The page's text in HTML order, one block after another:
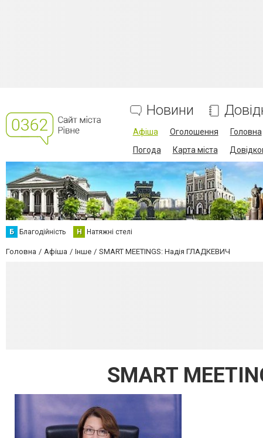
Новини
Афіша Оголошення Головна
Погода
Карта міста
Б Благодійність Н Натяжні стелі
Головна Афіша Інше SMART MEETINGS: Надія ГЛАДКЕВИЧ
SMART